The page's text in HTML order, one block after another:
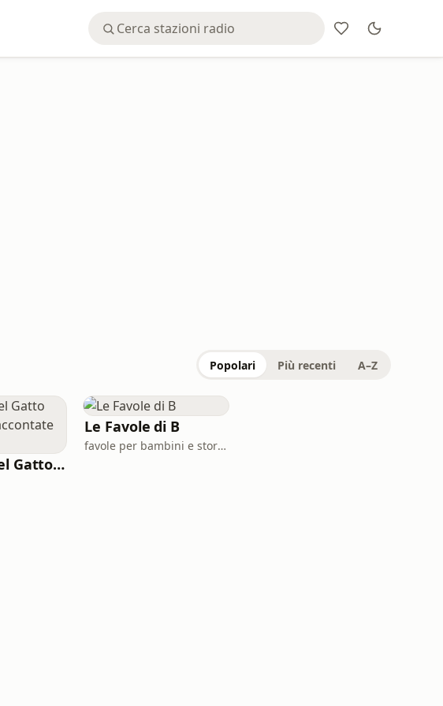
Popolari Più recenti A–Z
Le Storie del Gatto Blu | Fiabe raccontate ai bambini
Le Favole di B
favole per bambini e storie della buonanotte